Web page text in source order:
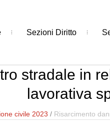
Sezioni Diritto
stradale in
lavorativa
civile 2023 / Risarcimento